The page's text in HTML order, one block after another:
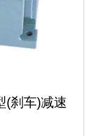
(刹车)减速